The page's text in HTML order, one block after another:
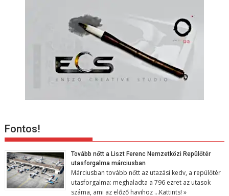
Fontos!
Tovább nőtt a Liszt Ferenc Nemzetközi Repülőtér
utasforgalma márciusban
Márciusban tovább nőtt az utazási kedv, a repülőtér
utasforgalma: meghaladta a 796 ezret az utasok
száma, ami az előző havihoz …Kattints! »